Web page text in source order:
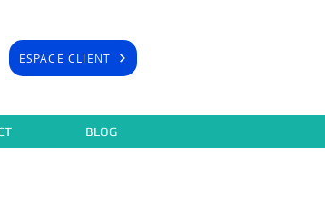
ESPACE CLIENT
BLOG